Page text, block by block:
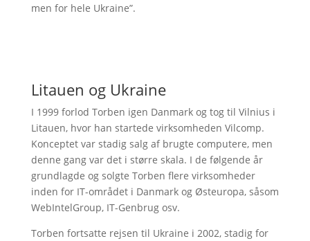
men for hele Ukraine”.
Litauen og Ukraine
I 1999 forlod Torben igen Danmark og tog til Vilnius i
Litauen, hvor han startede virksomheden Vilcomp.
Konceptet var stadig salg af brugte computere, men
denne gang var det i større skala. I de følgende år
grundlagde og solgte Torben flere virksomheder
inden for IT-området i Danmark og Østeuropa, såsom
WebIntelGroup, IT-Genbrug osv.
Torben fortsatte rejsen til Ukraine i 2002, stadig for